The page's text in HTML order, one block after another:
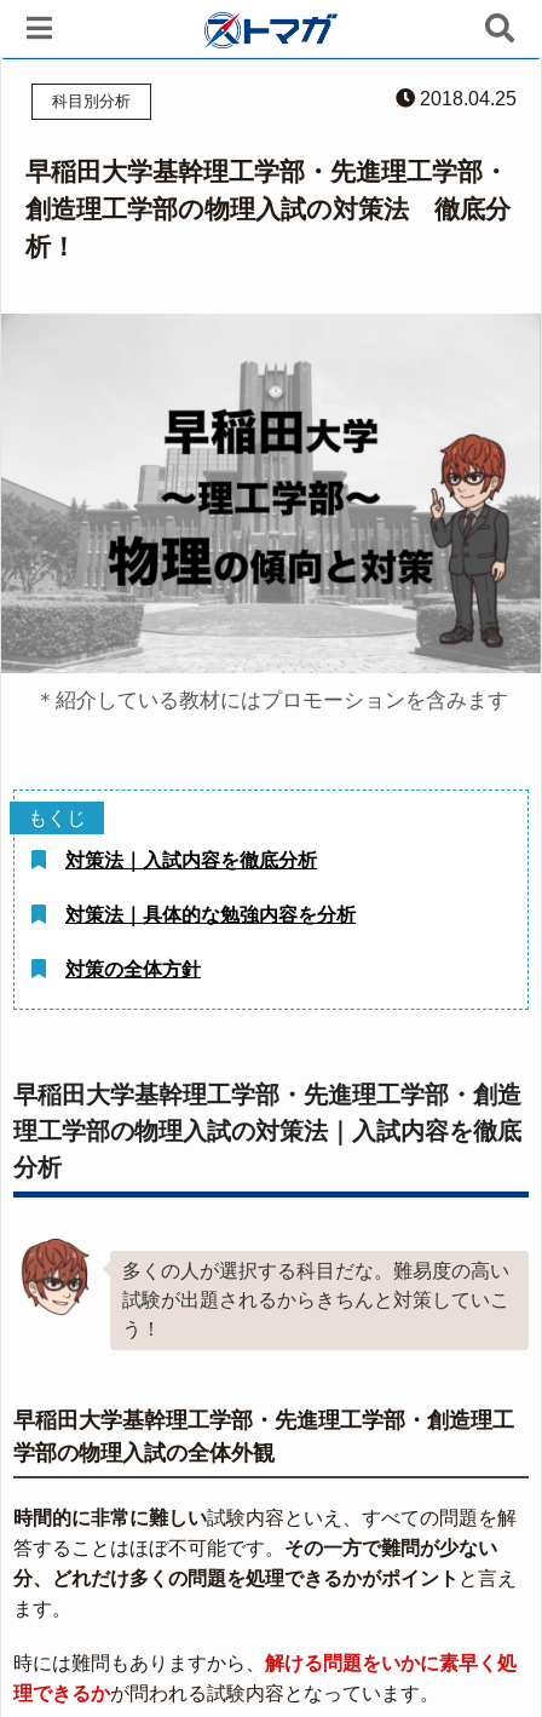
科目別分析 2018.04.25
早稲田大学基幹理工学部・先進理工学部・
創造理工学部の物理入試の対策法 徹底分
析！
＊紹介している教材にはプロモーションを含みます
対策法｜入試内容を徹底分析
対策法｜具体的な勉強内容を分析
対策の全体方針
早稲田大学基幹理工学部・先進理工学部・創造
理工学部の物理入試の対策法｜入試内容を徹底
分析
多くの人が選択する科目だな。難易度の高い
試験が出題されるからきちんと対策していこ
う！
早稲田大学基幹理工学部・先進理工学部・創造理工
学部の物理入試の全体外観
時間的に非常に難しい試験内容といえ、すべての問題を解
答することはほぼ不可能です。 その一方で難問が少ない
分、どれだけ多くの問題を処理できるかがポイント と言え
ます。
時には難問もありますから、 解ける問題をいかに素早く処
理できるかが問われる試験内容となっています。